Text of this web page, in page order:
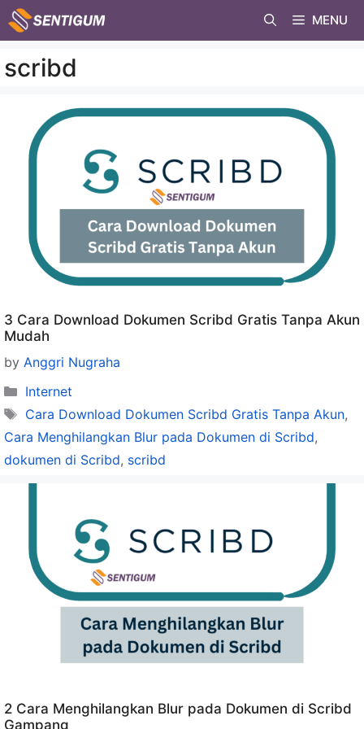
Skip
to
MENU
scribd
3 Cara Download Dokumen Scribd Gratis Tanpa Akun
Mudah
by Anggri Nugraha
Categories
Internet
Tags
Cara Download Dokumen Scribd Gratis Tanpa Akun,
Cara Menghilangkan Blur pada Dokumen di Scribd,
dokumen di Scribd, scribd
2 Cara Menghilangkan Blur pada Dokumen di Scribd
Gampang